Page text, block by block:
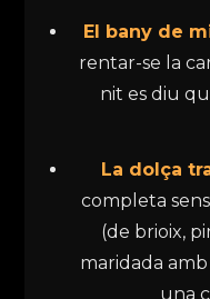
El bany de
rentar-se la
nit es diu
La dolça
completa
(de brioix,
maridada
una